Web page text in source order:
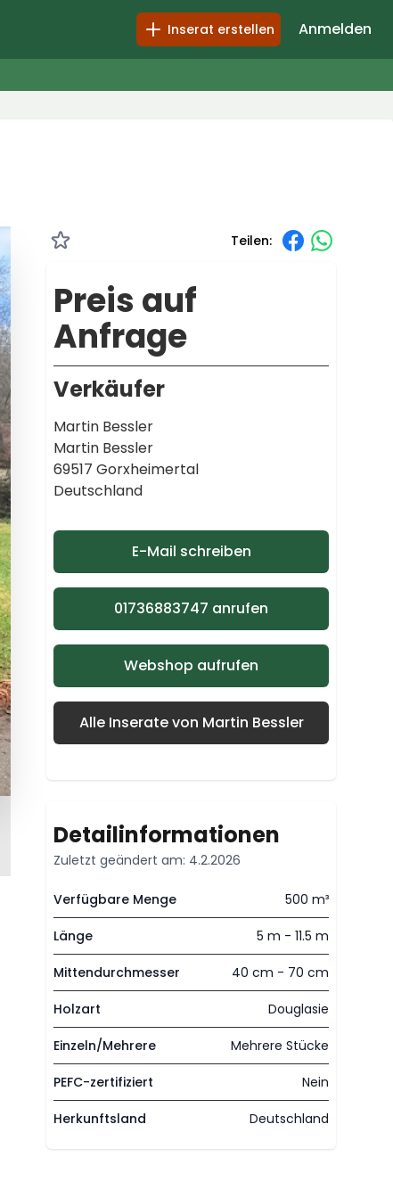
Inserat erstellen Anmelden
Teilen:
Preis auf
Anfrage
Verkäufer
Martin Bessler
Martin Bessler
69517 Gorxheimertal
Deutschland
E-Mail schreiben
01736883747 anrufen
Webshop aufrufen
Alle Inserate von Martin Bessler
Detailinformationen
Zuletzt geändert am: 4.2.2026
Verfügbare Menge 500 m³
Länge 5 m - 11.5 m
Mittendurchmesser 40 cm - 70 cm
Holzart Douglasie
Einzeln/Mehrere Mehrere Stücke
PEFC-zertifiziert Nein
Herkunftsland Deutschland